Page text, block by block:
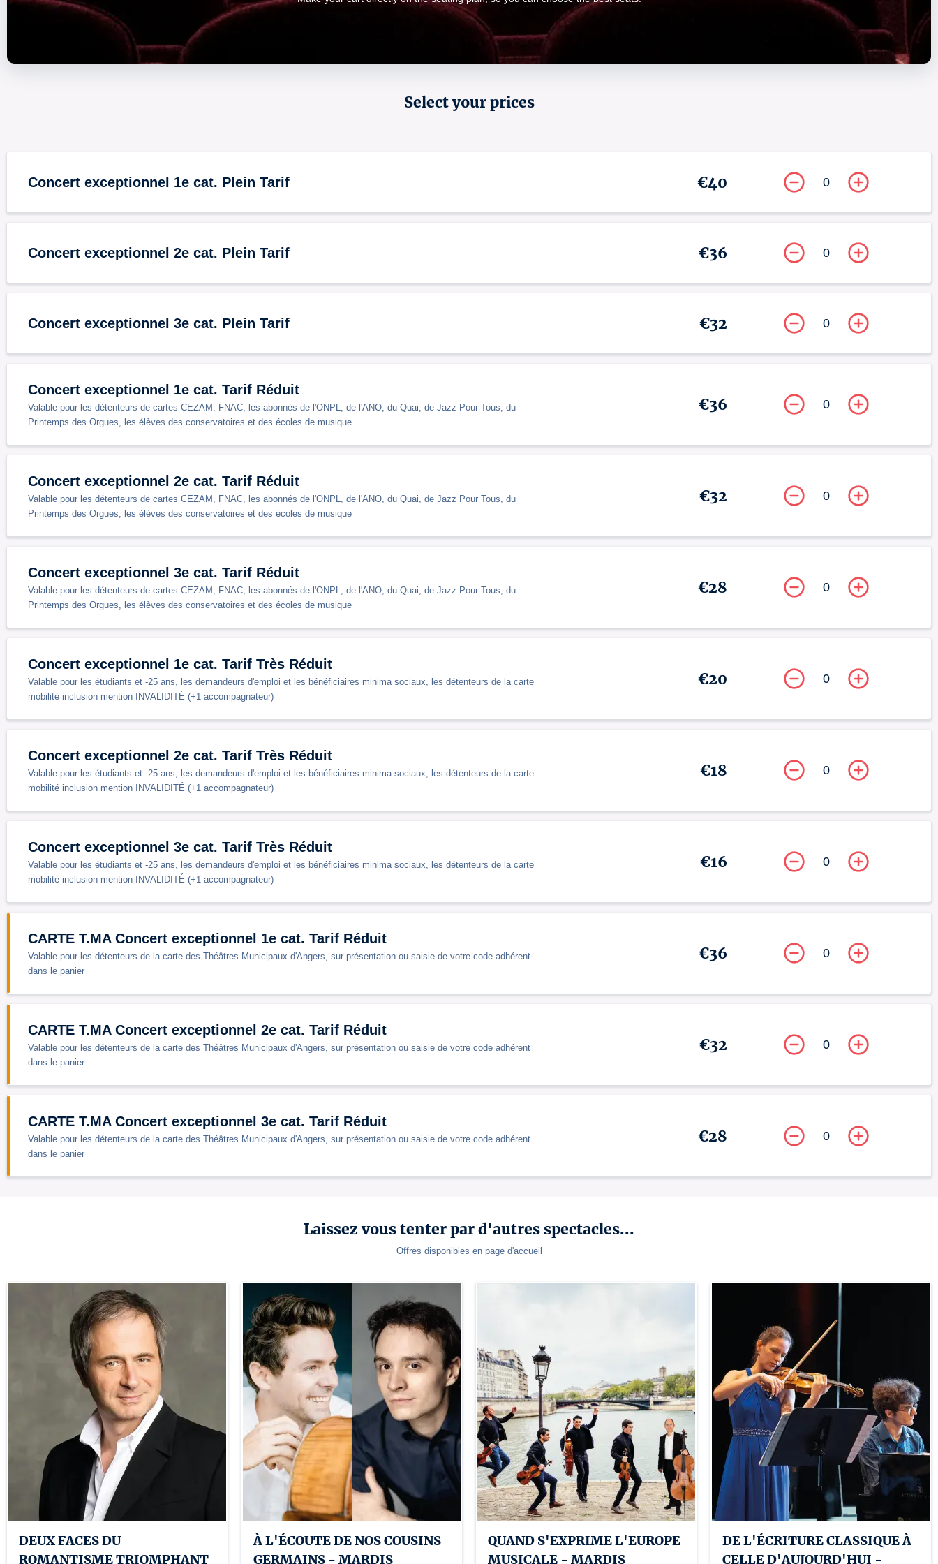
l’absence de justificatif en cours de validité, le paiement d’un complément sera alors demandé afin que le
spectateur s’acquitte du plein tarif.
Select your prices
Concert exceptionnel 1e cat. Plein Tarif €40 0
Concert exceptionnel 2e cat. Plein Tarif €36 0
Concert exceptionnel 3e cat. Plein Tarif €32 0
Concert exceptionnel 1e cat. Tarif Réduit
Valable pour les détenteurs de cartes CEZAM, FNAC, les abonnés de l'ONPL, de l'ANO, du Quai, de Jazz Pour Tous, du
Printemps des Orgues, les élèves des conservatoires et des écoles de musique
€36 0
Concert exceptionnel 2e cat. Tarif Réduit
Valable pour les détenteurs de cartes CEZAM, FNAC, les abonnés de l'ONPL, de l'ANO, du Quai, de Jazz Pour Tous, du
Printemps des Orgues, les élèves des conservatoires et des écoles de musique
€32 0
Concert exceptionnel 3e cat. Tarif Réduit
Valable pour les détenteurs de cartes CEZAM, FNAC, les abonnés de l'ONPL, de l'ANO, du Quai, de Jazz Pour Tous, du
Printemps des Orgues, les élèves des conservatoires et des écoles de musique
€28 0
Concert exceptionnel 1e cat. Tarif Très Réduit
Valable pour les étudiants et -25 ans, les demandeurs d'emploi et les bénéficiaires minima sociaux, les détenteurs de la carte
mobilité inclusion mention INVALIDITÉ (+1 accompagnateur)
€20 0
Concert exceptionnel 2e cat. Tarif Très Réduit
Valable pour les étudiants et -25 ans, les demandeurs d'emploi et les bénéficiaires minima sociaux, les détenteurs de la carte
mobilité inclusion mention INVALIDITÉ (+1 accompagnateur)
€18 0
Concert exceptionnel 3e cat. Tarif Très Réduit
Valable pour les étudiants et -25 ans, les demandeurs d'emploi et les bénéficiaires minima sociaux, les détenteurs de la carte
mobilité inclusion mention INVALIDITÉ (+1 accompagnateur)
€16 0
CARTE T.MA Concert exceptionnel 1e cat. Tarif Réduit
Valable pour les détenteurs de la carte des Théâtres Municipaux d'Angers, sur présentation ou saisie de votre code adhérent
dans le panier
€36 0
CARTE T.MA Concert exceptionnel 2e cat. Tarif Réduit
Valable pour les détenteurs de la carte des Théâtres Municipaux d'Angers, sur présentation ou saisie de votre code adhérent
dans le panier
€32 0
CARTE T.MA Concert exceptionnel 3e cat. Tarif Réduit
Valable pour les détenteurs de la carte des Théâtres Municipaux d'Angers, sur présentation ou saisie de votre code adhérent
dans le panier
€28 0
Laissez vous tenter par d'autres spectacles...
Offres disponibles en page d'accueil
DEUX FACES DU
ROMANTISME TRIOMPHANT
À L'ÉCOUTE DE NOS COUSINS
GERMAINS - MARDIS
QUAND S'EXPRIME L'EUROPE
MUSICALE - MARDIS
DE L'ÉCRITURE CLASSIQUE À
CELLE D'AUJOURD'HUI -